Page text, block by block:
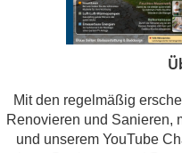
Mit den regelmäßig
Renovieren und Sanieren,
und unserem YouTube